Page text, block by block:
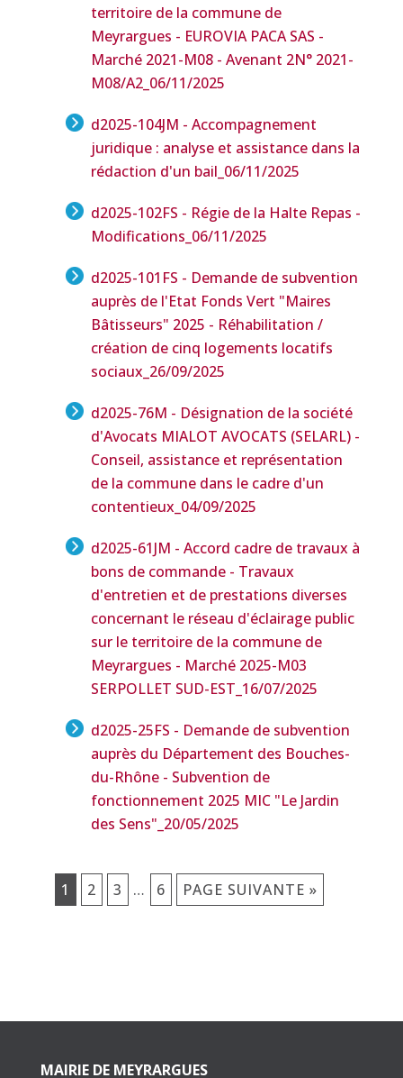
territoire de la commune de
Meyrargues - EUROVIA PACA SAS -
Marché 2021-M08 - Avenant 2N° 2021-
M08/A2_06/11/2025
d2025-104JM - Accompagnement
juridique : analyse et assistance dans la
rédaction d'un bail _06/11/2025
d2025-102FS - Régie de la Halte Repas -
Modifications _06/11/2025
d2025-101FS - Demande de subvention
auprès de l'Etat Fonds Vert "Maires
Bâtisseurs" 2025 - Réhabilitation /
création de cinq logements locatifs
sociaux _26/09/2025
d2025-76M - Désignation de la société
d'Avocats MIALOT AVOCATS (SELARL) -
Conseil, assistance et représentation
de la commune dans le cadre d'un
contentieux _04/09/2025
d2025-61JM - Accord cadre de travaux à
bons de commande - Travaux
d'entretien et de prestations diverses
concernant le réseau d'éclairage public
sur le territoire de la commune de
Meyrargues - Marché 2025-M03
SERPOLLET SUD-EST _16/07/2025
d2025-25FS - Demande de subvention
auprès du Département des Bouches-
du-Rhône - Subvention de
fonctionnement 2025 MIC "Le Jardin
des Sens" _20/05/2025
1 2 3 … 6 PAGE SUIVANTE »
MAIRIE DE MEYRARGUES